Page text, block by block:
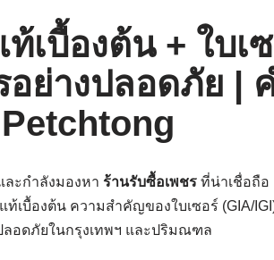
เบื้องต้น + ใบเ
อย่างปลอดภัย |
ละกำลังมองหา ร้านรับซื้อเพชร ที่น่าเชื่อถือ
เบื้องต้น ความสำคัญของใบเซอร์ (GIA/
ลอดภัยในกรุงเทพฯ และปริมณฑล